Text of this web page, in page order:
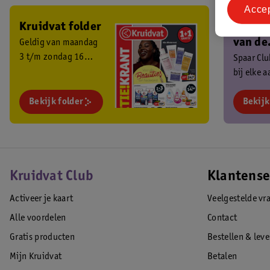
Kruidvat folder
Geldig van maandag
3 t/m zondag 16
Bekijk folder
Ben
van de
Club?
Spaar
bij elke
Kruidvat Club
Activeer je kaart
Alle voordelen
Gratis producten
Mijn Kruidvat
Veelgestelde
Contact
Bestellen &
Betalen